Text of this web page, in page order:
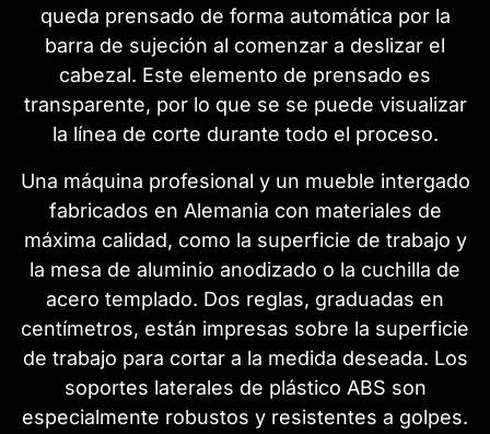
queda prensado de forma automática por la
barra de sujeción al comenzar a deslizar el
cabezal. Este elemento de prensado es
transparente, por lo que se se puede visualizar
la línea de corte durante todo el proceso.
Una máquina profesional y un mueble intergado
fabricados en Alemania con materiales de
máxima calidad, como la superficie de trabajo y
la mesa de aluminio anodizado o la cuchilla de
acero templado. Dos reglas, graduadas en
centímetros, están impresas sobre la superficie
de trabajo para cortar a la medida deseada. Los
soportes laterales de plástico ABS son
especialmente robustos y resistentes a golpes.